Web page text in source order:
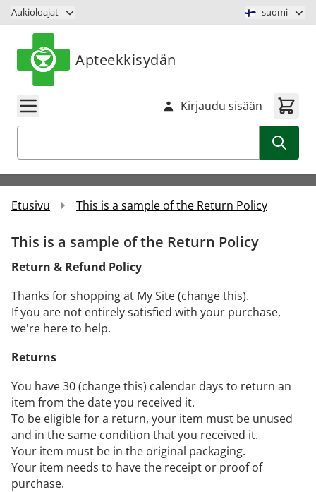
Siirry sisältöön
Aukioloajat suomi
Apteekkisydän
Kirjaudu sisään
Etusivu This is a sample of the Return Policy
This is a sample of the Return Policy
Return & Refund Policy
Thanks for shopping at My Site (change this).
If you are not entirely satisfied with your purchase,
we're here to help.
Returns
You have 30 (change this) calendar days to return an
item from the date you received it.
To be eligible for a return, your item must be unused
and in the same condition that you received it.
Your item must be in the original packaging.
Your item needs to have the receipt or proof of
purchase.